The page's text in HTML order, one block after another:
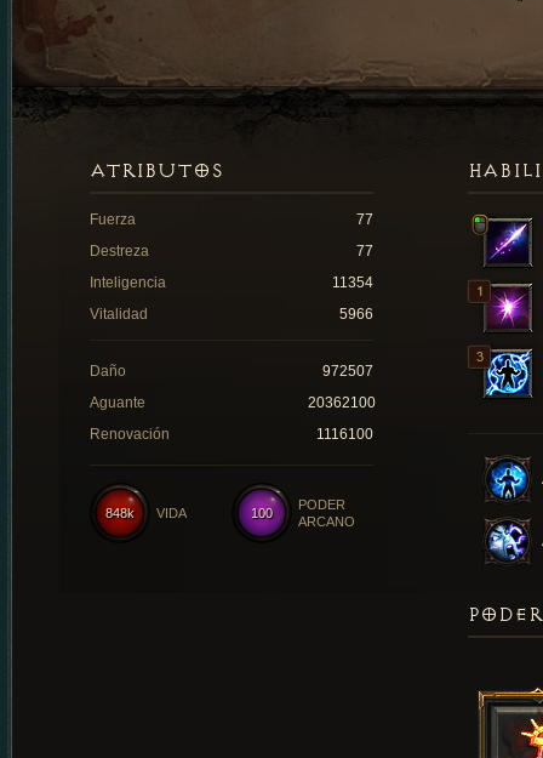
ATRIBUTOS
Fuerza
77
Destreza
77
Inteligencia
11354
Vitalidad
5966
Daño
972507
Aguante
20362100
Renovación
1116100
100
PODER
ARCANO
848k VIDA